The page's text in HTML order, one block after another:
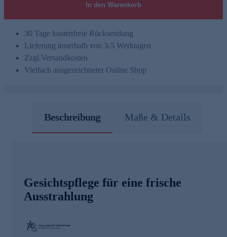
In den Warenkorb
30 Tage kostenfreie Rücksendung
Lieferung innerhalb von 3-5 Werktagen
Zzgl.Versandkosten
Vielfach ausgezeichneter Online Shop
Beschreibung Maße & Details
Gesichtspflege für eine frische
Ausstrahlung